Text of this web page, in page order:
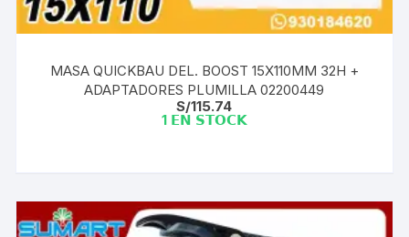
MASA QUICKBAU DEL. BOOST 15X110MM 32H +
ADAPTADORES PLUMILLA 02200449
S/115.74
1 𝗘𝗡 𝗦𝗧𝗢𝗖𝗞